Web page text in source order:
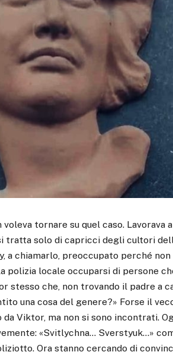
tornare su quel caso. Lavorava
tratta solo di capricci degli cultori
a chiamarlo, preoccupato perché
polizia locale occuparsi di persone
stesso che, non trovando il padre a
una cosa del genere?» Forse il
Viktor, ma non si sono incontrati.
«Svitlychna… Sverstyuk…»
Ora stanno cercando di